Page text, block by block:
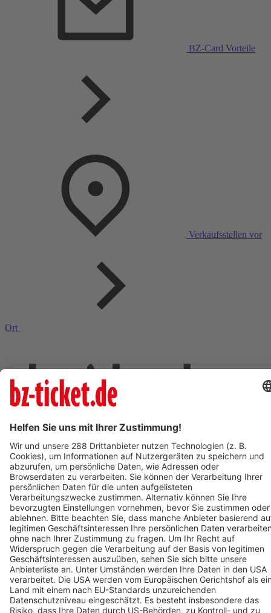
BZ-Card Vorteile
Verkaufsstellen vor
Ort
Deine Region. Deine Events.
BZ-Card schnapp.de Kontakt
Mediadaten Datenschutz Cookie-Einstellungen Impressum
+49 761 496 8888
Tickethotline Mo–Fr: 9–12 Uhr
System